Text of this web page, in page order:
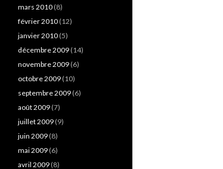
mars 2010 (8)
février 2010 (12)
janvier 2010 (5)
décembre 2009 (14)
novembre 2009 (6)
octobre 2009 (10)
septembre 2009 (6)
août 2009 (7)
juillet 2009 (9)
juin 2009 (8)
mai 2009 (6)
avril 2009 (8)